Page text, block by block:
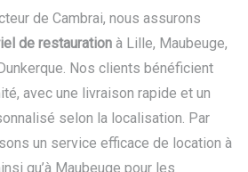
de Cambrai, nous assurons
de restauration à Lille, Maubeuge,
Nos clients bénéficient
avec une livraison rapide et un
selon la localisation. Par
un service efficace de location à
qu’à Maubeuge pour les